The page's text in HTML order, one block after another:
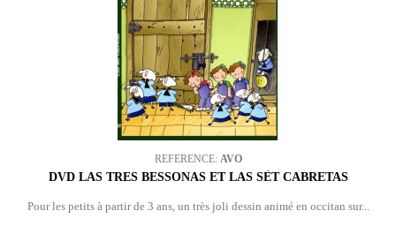
REFERENCE: AVO
DVD LAS TRES BESSONAS ET LAS SÈT CABRETAS
Pour les petits à partir de 3 ans, un très joli dessin animé en occitan sur...